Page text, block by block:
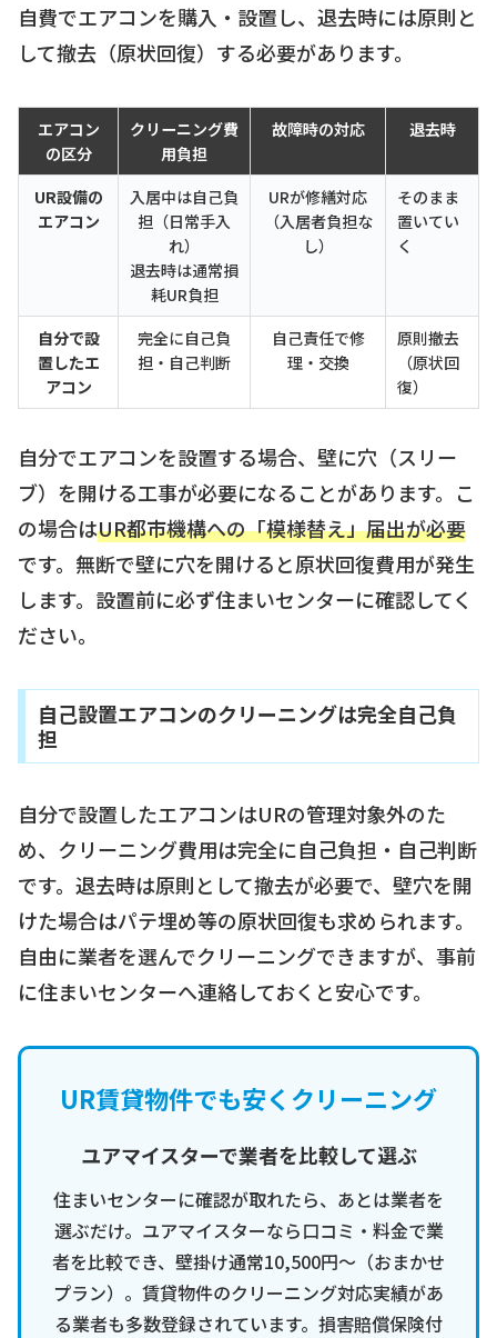
自費でエアコンを購入・設置し、退去時には原則と
して撤去（原状回復）する必要があります。
エアコン
の区分
クリーニング費
用負担
故障時の対応 退去時
UR設備の
エアコン
入居中は自己負
担（日常手入
れ）
退去時は通常損
耗UR負担
URが修繕対応
（入居者負担な
し）
そのまま
置いてい
く
自分で設
置したエ
アコン
完全に自己負
担・自己判断
自己責任で修
理・交換
原則撤去
（原状回
復）
自分でエアコンを設置する場合、壁に穴（スリー
ブ）を開ける工事が必要になることがあります。こ
の場合はUR都市機構への「模様替え」届出が必要
です。無断で壁に穴を開けると原状回復費用が発生
します。設置前に必ず住まいセンターに確認してく
ださい。
自己設置エアコンのクリーニングは完全自己負
担
自分で設置したエアコンはURの管理対象外のた
め、クリーニング費用は完全に自己負担・自己判断
です。退去時は原則として撤去が必要で、壁穴を開
けた場合はパテ埋め等の原状回復も求められます。
自由に業者を選んでクリーニングできますが、事前
に住まいセンターへ連絡しておくと安心です。
UR賃貸物件でも安くクリーニング
ユアマイスターで業者を比較して選ぶ
住まいセンターに確認が取れたら、あとは業者を
選ぶだけ。ユアマイスターなら口コミ・料金で業
者を比較でき、壁掛け通常10,500円〜（おまかせ
プラン）。賃貸物件のクリーニング対応実績があ
る業者も多数登録されています。損害賠償保険付